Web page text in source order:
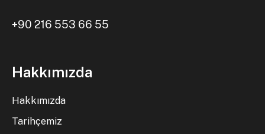
+90 216 553 66 55
Hakkımızda
Hakkımızda
Tarihçemiz